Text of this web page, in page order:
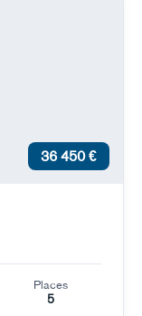
36 450 €
Places
5